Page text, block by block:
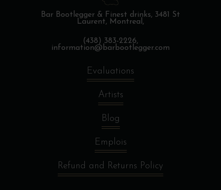
Bar Bootlegger & Finest drinks, 3481 St
Laurent, Montreal,
(438) 383-2226,
information@barbootlegger.com
Evaluations
Artists
Blog
Emplois
Refund and Returns Policy